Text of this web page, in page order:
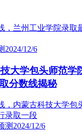
2024/12/6
大学包头师范学
分数线揭秘
测 2024/12/6